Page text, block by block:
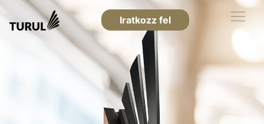
Iratkozz fel